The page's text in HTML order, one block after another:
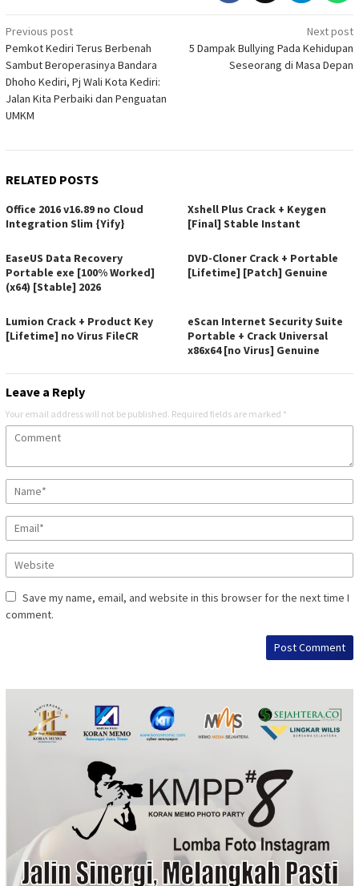
Post
navigation
Previous post
Pemkot Kediri Terus Berbenah
Sambut Beroperasinya Bandara
Dhoho Kediri, Pj Wali Kota Kediri:
Jalan Kita Perbaiki dan Penguatan
UMKM
Next post
5 Dampak Bullying Pada Kehidupan
Seseorang di Masa Depan
RELATED POSTS
Office 2016 v16.89 no Cloud
Integration Slim {Yify}
Xshell Plus Crack + Keygen
[Final] Stable Instant
EaseUS Data Recovery
Portable exe [100% Worked]
(x64) [Stable] 2026
DVD-Cloner Crack + Portable
[Lifetime] [Patch] Genuine
Lumion Crack + Product Key
[Lifetime] no Virus FileCR
eScan Internet Security Suite
Portable + Crack Universal
x86x64 [no Virus] Genuine
Leave a Reply
Your email address will not be published. Required fields are marked *
Save my name, email, and website in this browser for the next time I
comment.